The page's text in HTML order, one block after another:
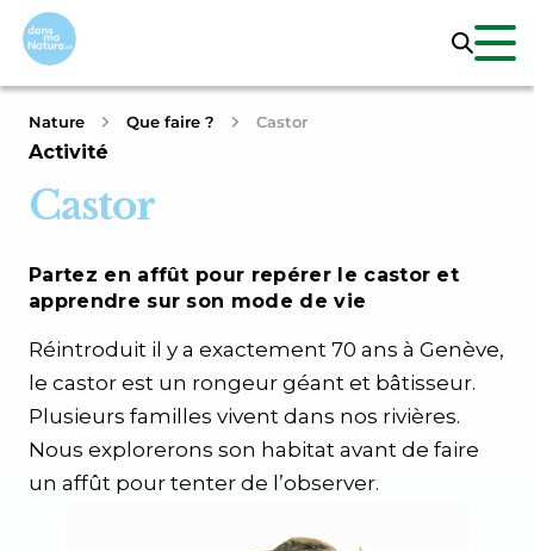
Nature Que faire ? Castor
Activité
Castor
Partez en affût pour repérer le castor et
apprendre sur son mode de vie
Réintroduit il y a exactement 70 ans à Genève,
le castor est un rongeur géant et bâtisseur.
Plusieurs familles vivent dans nos rivières.
Nous explorerons son habitat avant de faire
un affût pour tenter de l’observer.